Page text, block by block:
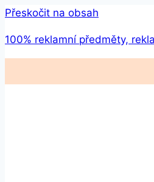
Přeskočit na obsah
100% reklamní předměty,